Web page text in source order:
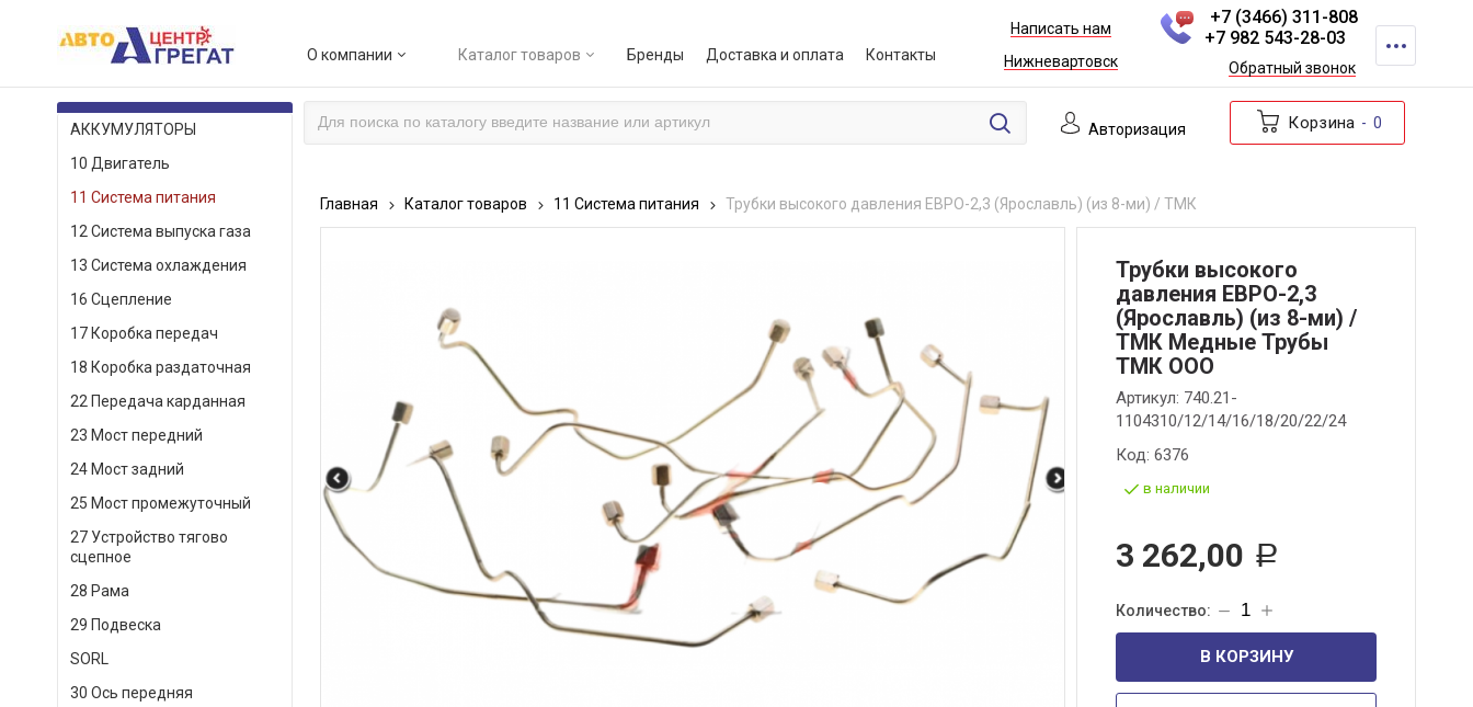
О компании Каталог товаров Бренды Доставка и оплата Контакты
Написать нам
Нижневартовск
+7 (3466) 311-808
+7 982 543-28-03
Обратный звонок
КАТАЛОГ ТОВАРОВ Авторизация Корзина 0
АККУМУЛЯТОРЫ
10 Двигатель
11 Система питания
12 Система выпуска газа
13 Система охлаждения
16 Сцепление
17 Коробка передач
18 Коробка раздаточная
22 Передача карданная
23 Мост передний
24 Мост задний
25 Мост промежуточный
27 Устройство тягово
сцепное
28 Рама
29 Подвеска
SORL
30 Ось передняя
Главная Каталог товаров 11 Система питания Трубки высокого давления ЕВРО-2,3 (Ярославль) (из 8-ми) / ТМК
Трубки высокого
давления ЕВРО-2,3
(Ярославль) (из 8-ми) /
ТМК Медные Трубы
ТМК ООО
Артикул: 740.21-
1104310/12/14/16/18/20/22/24
Код: 6376
в наличии
3 262,00 Р
В КОРЗИНУ